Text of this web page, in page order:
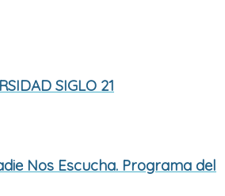
SIGLO 21
Nos Escucha. Programa del